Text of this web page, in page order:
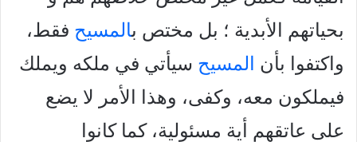
بحیاتهم الأبدية ؛ بل مختص بالمسيح فقط،
واكتفوا بأن
المسيح سيأتي في ملكه ويملك
فيملكون معه، وكفى، وهذا الأمر لا يضع
علی عاتقهم أية مسئولية، كما كانوا